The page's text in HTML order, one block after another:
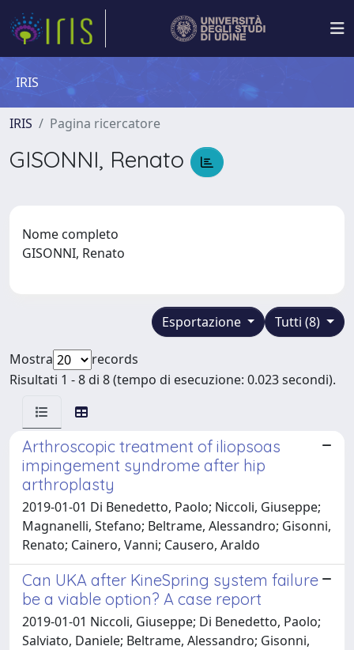
IRIS
IRIS Pagina ricercatore
GISONNI, Renato
Nome completo
GISONNI, Renato
Tutti (8)
Esportazione
Mostra
records
Risultati 1 - 8 di 8 (tempo di esecuzione: 0.023 secondi).
Arthroscopic treatment of iliopsoas
impingement syndrome after hip
arthroplasty
2019-01-01 Di Benedetto, Paolo; Niccoli, Giuseppe;
Magnanelli, Stefano; Beltrame, Alessandro; Gisonni,
Renato; Cainero, Vanni; Causero, Araldo
Can UKA after KineSpring system failure
be a viable option? A case report
2019-01-01 Niccoli, Giuseppe; Di Benedetto, Paolo;
Salviato, Daniele; Beltrame, Alessandro; Gisonni,